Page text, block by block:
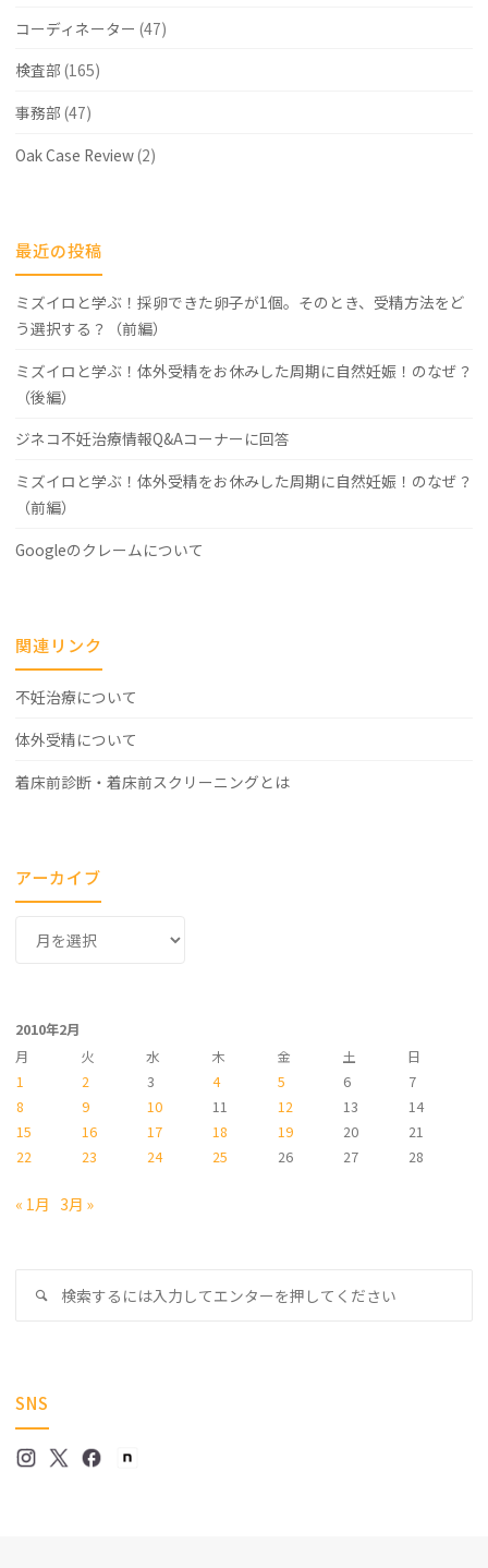
コーディネーター (47)
検査部 (165)
事務部 (47)
Oak Case Review(2)
最近の投稿
ミズイロと学ぶ！採卵できた卵子が1個。そのとき、受精方法をど
う選択する？（前編）
ミズイロと学ぶ！体外受精をお休みした周期に自然妊娠！のなぜ？
（後編）
ジネコ不妊治療情報Q&Aコーナーに回答
ミズイロと学ぶ！体外受精をお休みした周期に自然妊娠！のなぜ？
（前編）
Googleのクレームについて
関連リンク
不妊治療について
体外受精について
着床前診断・着床前スクリーニングとは
アーカイブ
ブ
2010年2月
月
火 水 木 金 土
日
1
2 3 4 5 6
7
8
9 10 11 12 13
14
15
16 17 18 19 20
21
22
23 24 25 26 27 28
« 1月 3月 »
検
SNS